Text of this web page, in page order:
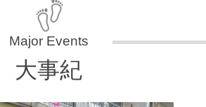
大事紀